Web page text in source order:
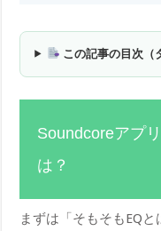
この記事の目次（
Soundcoreアプ
は？
まずは「そもそもEQ